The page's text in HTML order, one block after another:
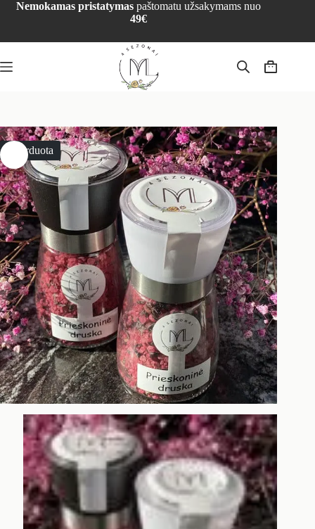
Nemokamas pristatymaspaštomatu užsakymams nuo
49€
Išparduota